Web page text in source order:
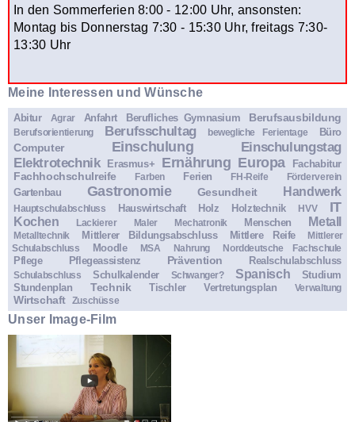
In den Sommerferien 8:00 - 12:00 Uhr, ansonsten:
Montag bis Donnerstag 7:30 - 15:30 Uhr, freitags 7:30-
13:30 Uhr
Meine Interessen und Wünsche
Abitur Agrar Anfahrt Berufliches Gymnasium Berufsausbildung
Berufsorientierung Berufsschultag bewegliche Ferientage Büro
Computer Einschulung
Einschulungstag
Elektrotechnik
Erasmus+ Ernährung Europa Fachabitur
Fachhochschulreife Farben Ferien FH-Reife Förderverein
Gartenbau Gastronomie Gesundheit Handwerk
Hauptschulabschluss Hauswirtschaft Holz Holztechnik HVV IT
Kochen Lackierer Maler Mechatronik Menschen Metall
Metalltechnik Mittlerer Bildungsabschluss Mittlere Reife
Mittlerer
Schulabschluss
Moodle MSA Nahrung Norddeutsche Fachschule
Pflege Pflegeassistenz Prävention Realschulabschluss
Schulabschluss Schulkalender Schwanger? Spanisch
Studium
Stundenplan
Technik Tischler Vertretungsplan Verwaltung
Wirtschaft Zuschüsse
Unser Image-Film